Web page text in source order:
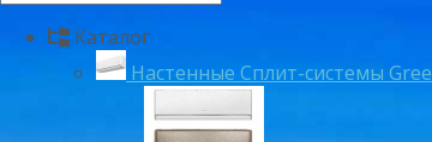
Каталог
Настенные Сплит-системы Gree